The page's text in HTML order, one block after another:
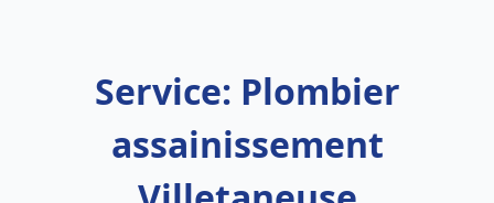
Service: Plombier
assainissement